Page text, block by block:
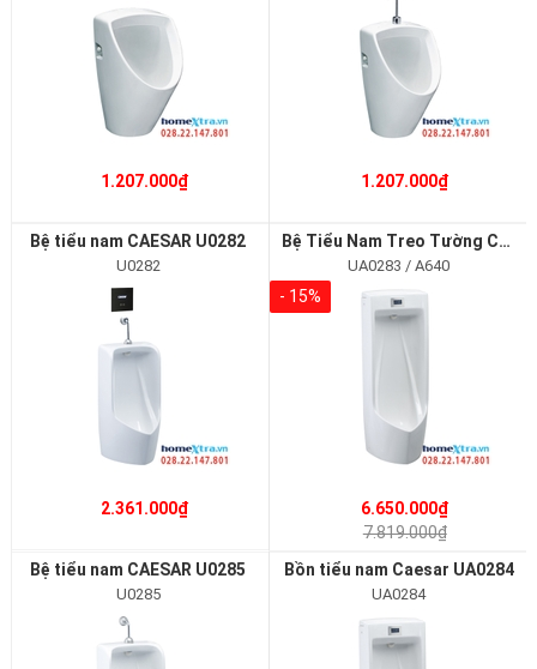
1.207.000₫ 1.207.000₫
Bệ tiểu nam CAESAR U0282
U0282
2.361.000₫
Bệ Tiểu Nam Treo Tường CAESAR UA0283/A640
UA0283 / A640
- 15%
6.650.000₫
7.819.000₫
Bệ tiểu nam CAESAR U0285
U0285
Bồn tiểu nam Caesar UA0284
UA0284